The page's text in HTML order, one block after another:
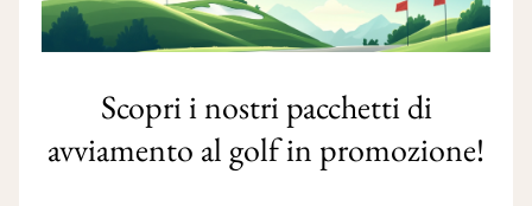
Scopri i nostri pacchetti di
avviamento al golf in promozione!